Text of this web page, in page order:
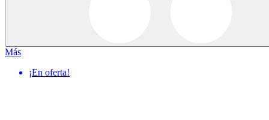
Más
¡En oferta!